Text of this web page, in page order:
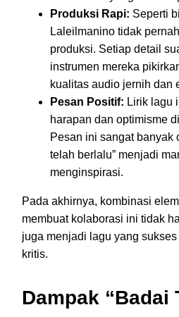
Produksi Rapi: Seperti
Laleilmanino tidak
produksi. Setiap detail
instrumen mereka
kualitas audio jernih dan
Pesan Positif: Lirik lagu
harapan dan optimisme
Pesan ini sangat banyak
telah berlalu” menjadi
menginspirasi.
Pada akhirnya, kombinasi
membuat kolaborasi ini tidak
juga menjadi lagu yang
kritis.
Dampak “Badai